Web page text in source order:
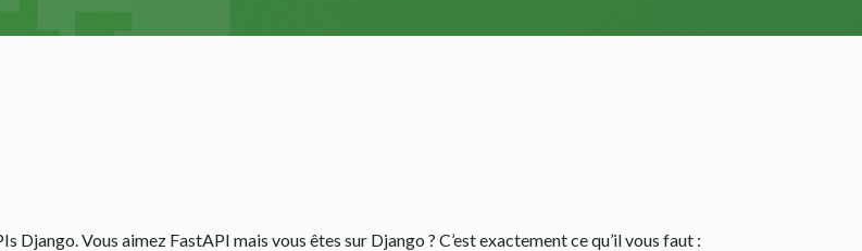
Django. Vous aimez FastAPI mais vous êtes sur Django ? C’est exactement ce qu’il vous faut :